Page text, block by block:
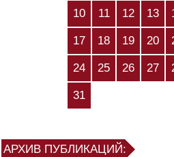
10 11 12 13
17 18 19 20
24 25 26 27
31
АРХИВ ПУБЛИКАЦИЙ: